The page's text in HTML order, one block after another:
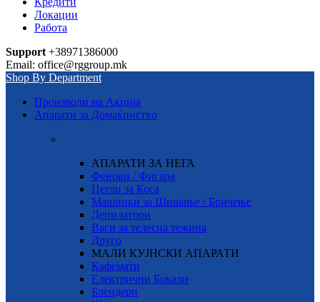
Локации
Работа
Support +38971386000
Email: office@rggroup.mk
Shop By Department
Производи на Акција
Апарати за Домаќинство
АПАРАТИ ЗА НЕГА
Фенови / Фигара
Пегли за Коса
Машинки за Шишање / Бричење
Депилатори
Ваги за телесна тежина
Друго
МАЛИ КУЈНСКИ АПАРАТИ
Кафемати
Електрични Бокали
Блендери